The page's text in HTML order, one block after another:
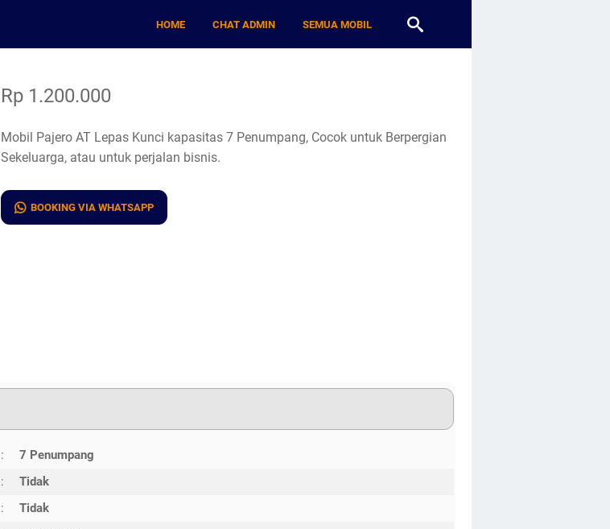
HOME CHAT ADMIN SEMUA MOBIL
Rp 1.200.000
Mobil Pajero AT Lepas Kunci kapasitas 7 Penumpang, Cocok untuk Berpergian
Sekeluarga, atau untuk perjalan bisnis.
BOOKING VIA WHATSAPP
:
7 Penumpang
:
Tidak
:
Tidak